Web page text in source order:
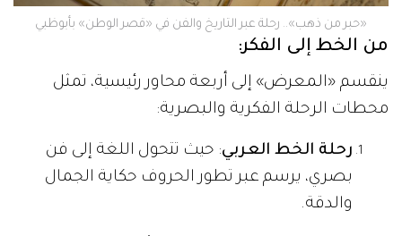
«حبر من ذهب».. رحلة عبر التاريخ والفن في «قصر الوطن» بأبوظبي
من الخط إلى الفكر:
ينقسم «المعرض» إلى أربعة محاور رئيسية، تمثل
محطات الرحلة الفكرية والبصرية:
رحلة الخط العربي: حيث تتحول اللغة إلى فن
بصري، يرسم عبر تطور الحروف حكاية الجمال
والدقة.